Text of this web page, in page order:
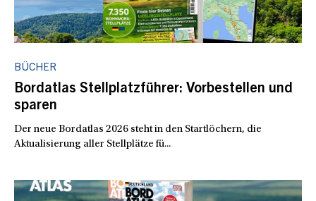
BÜCHER
Bordatlas Stellplatzführer: Vorbestellen und
sparen
Der neue Bordatlas 2026 steht in den Startlöchern, die
Aktualisierung aller Stellplätze fü...